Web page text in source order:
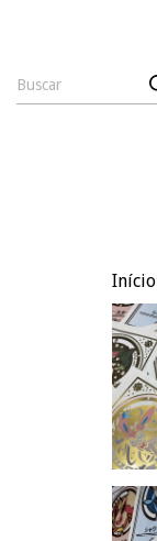
Início